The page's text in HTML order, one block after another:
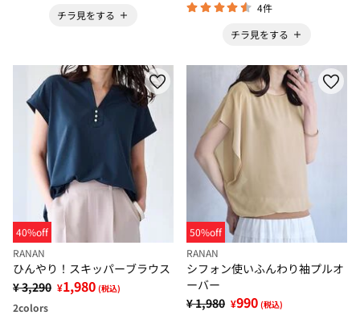
チラ見をする
4件
チラ見をする
40%off
RANAN
ひんやり！スキッパーブラウス
¥ 3,290 ¥1,980 (税込)
2colors
50%off
RANAN
シフォン使いふんわり袖プルオ
ーバー
¥ 1,980 ¥990 (税込)